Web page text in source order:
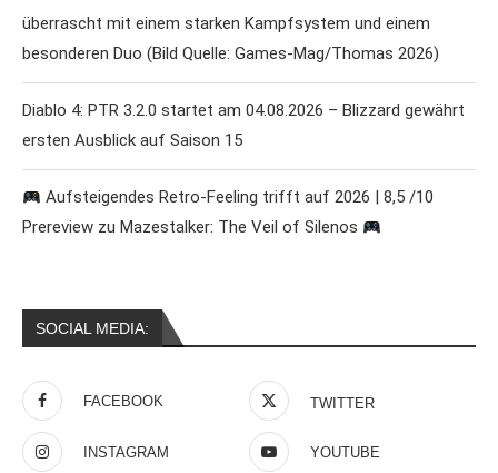
überrascht mit einem starken Kampfsystem und einem
besonderen Duo (Bild Quelle: Games-Mag/Thomas 2026)
Diablo 4: PTR 3.2.0 startet am 04.08.2026 – Blizzard gewährt
ersten Ausblick auf Saison 15
Aufsteigendes Retro-Feeling trifft auf 2026 | 8,5 /10
Prereview zu Mazestalker: The Veil of Silenos
SOCIAL MEDIA:
FACEBOOK TWITTER
INSTAGRAM YOUTUBE